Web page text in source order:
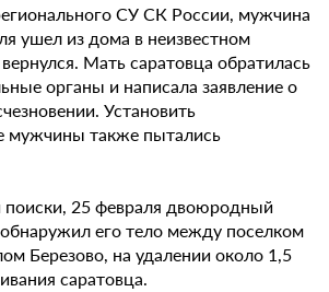
СУ СК России, мужчина
ушел из дома в неизвестном
Мать саратовца обратилась
органы и написала заявление о
Установить
мужчины также пытались
25 февраля двоюродный
его тело между поселком
Березово, на удалении около 1,5
саратовца.